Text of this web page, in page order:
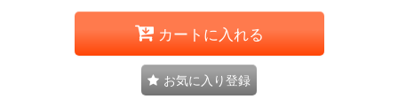
カートに入れる
お気に入り登録